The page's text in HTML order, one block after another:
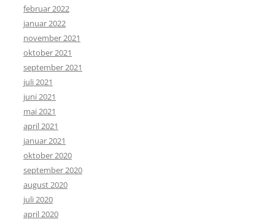
februar 2022
januar 2022
november 2021
oktober 2021
september 2021
juli 2021
juni 2021
mai 2021
april 2021
januar 2021
oktober 2020
september 2020
august 2020
juli 2020
april 2020